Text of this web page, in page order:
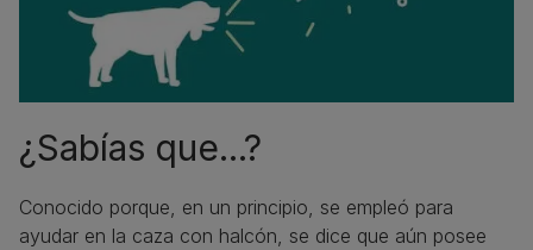
¿Sabías que...?
Conocido porque, en un principio, se empleó para
ayudar en la caza con halcón, se dice que aún posee